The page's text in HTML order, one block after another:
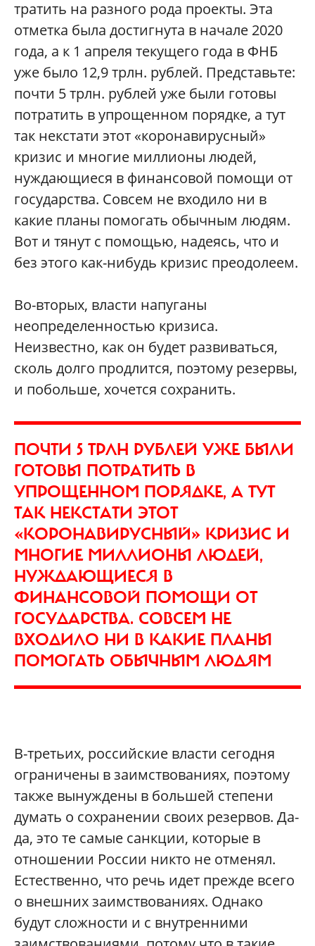
тратить на разного рода проекты. Эта
отметка была достигнута в начале 2020
года, а к 1 апреля текущего года в ФНБ
уже было 12,9 трлн. рублей. Представьте:
почти 5 трлн. рублей уже были готовы
потратить в упрощенном порядке, а тут
так некстати этот «коронавирусный»
кризис и многие миллионы людей,
нуждающиеся в финансовой помощи от
государства. Совсем не входило ни в
какие планы помогать обычным людям.
Вот и тянут с помощью, надеясь, что и
без этого как-нибудь кризис преодолеем.
Во-вторых, власти напуганы
неопределенностью кризиса.
Неизвестно, как он будет развиваться,
сколь долго продлится, поэтому резервы,
и побольше, хочется сохранить.
ПОЧТИ 5 ТРЛН РУБЛЕЙ УЖЕ БЫЛИ
ГОТОВЫ ПОТРАТИТЬ В
УПРОЩЕННОМ ПОРЯДКЕ, А ТУТ
ТАК НЕКСТАТИ ЭТОТ
«КОРОНАВИРУСНЫЙ» КРИЗИС И
МНОГИЕ МИЛЛИОНЫ ЛЮДЕЙ,
НУЖДАЮЩИЕСЯ В
ФИНАНСОВОЙ ПОМОЩИ ОТ
ГОСУДАРСТВА. СОВСЕМ НЕ
ВХОДИЛО НИ В КАКИЕ ПЛАНЫ
ПОМОГАТЬ ОБЫЧНЫМ ЛЮДЯМ
В-третьих, российские власти сегодня
ограничены в заимствованиях, поэтому
также вынуждены в большей степени
думать о сохранении своих резервов. Да-
да, это те самые санкции, которые в
отношении России никто не отменял.
Естественно, что речь идет прежде всего
о внешних заимствованиях. Однако
будут сложности и с внутренними